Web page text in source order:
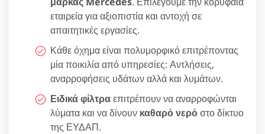
εταιρεία για αξιοπιστία και αντοχή σε
απαιτητικές εργασίες.
Κάθε όχημα είναι πολυμορφικό επιτρέποντας
μία ποικιλία από υπηρεσίες: Αντλήσεις,
αναρροφήσεις υδάτων αλλά και λυμάτων.
Ειδικά φίλτραεπιτρέπουν να αναρροφώνται
λύματα και να δίνουν καθαρό νερόστο δίκτυο
της ΕΥΔΑΠ.